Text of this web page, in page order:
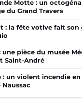
Motte : un
du Grand Travers
: la fête votive fait son
une pièce du musée
Saint-André
: un violent incendie
Naussac